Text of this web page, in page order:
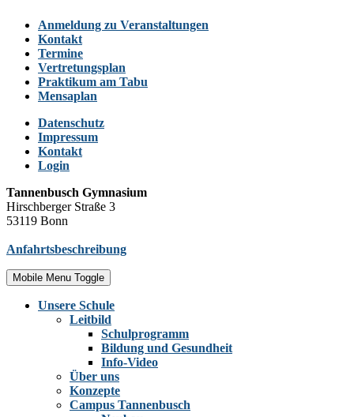
Anmeldung zu Veranstaltungen
Kontakt
Termine
Vertretungsplan
Praktikum am Tabu
Mensaplan
Datenschutz
Impressum
Kontakt
Login
Tannenbusch Gymnasium
Hirschberger Straße 3
53119 Bonn
Anfahrtsbeschreibung
Mobile Menu Toggle
Unsere Schule
Leitbild
Schulprogramm
Bildung und Gesundheit
Info-Video
Über uns
Konzepte
Campus Tannenbusch